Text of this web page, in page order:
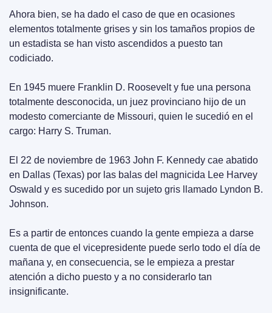
Ahora bien, se ha dado el caso de que en ocasiones
elementos totalmente grises y sin los tamaños propios de
un estadista se han visto ascendidos a puesto tan
codiciado.
En 1945 muere Franklin D. Roosevelt y fue una persona
totalmente desconocida, un juez provinciano hijo de un
modesto comerciante de Missouri, quien le sucedió en el
cargo: Harry S. Truman.
El 22 de noviembre de 1963 John F. Kennedy cae abatido
en Dallas (Texas) por las balas del magnicida Lee Harvey
Oswald y es sucedido por un sujeto gris llamado Lyndon B.
Johnson.
Es a partir de entonces cuando la gente empieza a darse
cuenta de que el vicepresidente puede serlo todo el día de
mañana y, en consecuencia, se le empieza a prestar
atención a dicho puesto y a no considerarlo tan
insignificante.